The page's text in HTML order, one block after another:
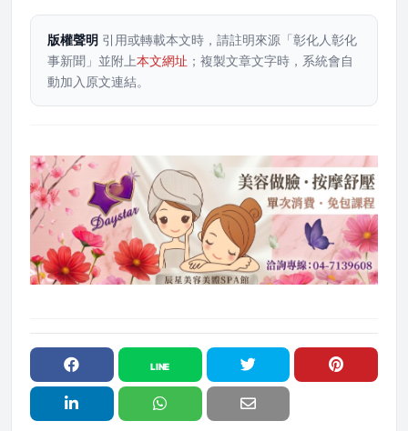
版權聲明 引用或轉載本文時，請註明來源「彰化人彰化
事新聞」並附上本文網址 ；複製文章文字時，系統會自
動加入原文連結。